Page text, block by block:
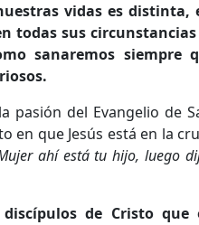
vidas es
todas sus
sanaremos siempre
del Evangelio de
que Jesús está en la
ahí está tu hijo, luego
de Cristo